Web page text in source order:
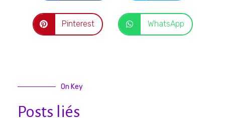
Pinterest WhatsApp
On Key
Posts liés